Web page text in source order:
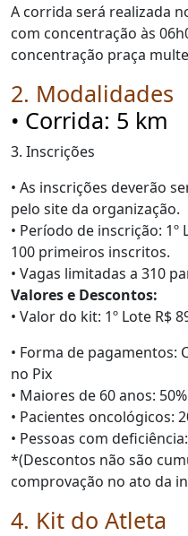
A corrida será realizada
com concentração às
concentração praça
2. Modalidades
• Corrida: 5 km
3. Inscrições
• As inscrições deverão
pelo site da organização.
• Período de inscrição: 1º
100 primeiros inscritos.
• Vagas limitadas a 310
Valores e Descontos:
• Valor do kit: 1º Lote R$
• Forma de pagamentos:
no Pix
• Maiores de 60 anos:
• Pacientes oncológicos:
• Pessoas com
*(Descontos não são
comprovação no ato da
4. Kit do Atleta